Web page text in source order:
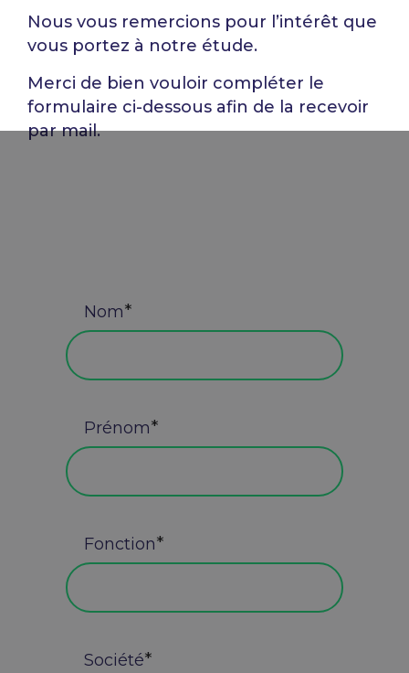
Nous vous remercions pour l’intérêt que
vous portez à notre étude.
Merci de bien vouloir compléter le
formulaire ci-dessous afin de la recevoir
par mail.
Nom
Prénom
Fonction
Société